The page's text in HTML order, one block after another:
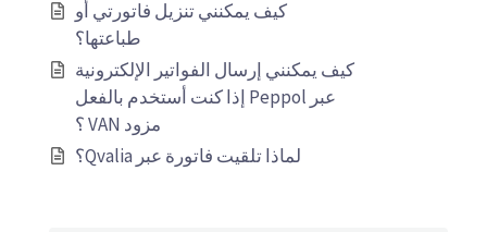
كيف يمكنني تنزيل فاتورتي أو
طباعتها؟
كيف يمكنني إرسال الفواتير الإلكترونية
عبر Peppol إذا كنت أستخدم بالفعل
مزود VAN ؟
لماذا تلقيت فاتورة عبر Qvalia؟